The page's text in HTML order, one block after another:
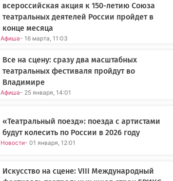
всероссийская акция к 150-летию Союза
театральных деятелей России пройдет в
конце месяца
Афиша- 16 марта, 11:03
Все на сцену: сразу два масштабных
театральных фестиваля пройдут во
Владимире
Афиша- 25 января, 14:01
«Театральный поезд»: поезда с артистами
будут колесить по России в 2026 году
Новости- 01 января, 12:01
Искусство на сцене: VIII Международный